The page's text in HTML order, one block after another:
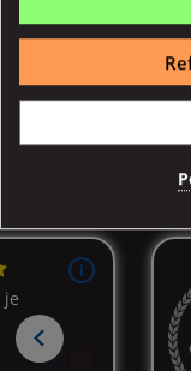
Achat Rapide
Affichage 1-7 de 7